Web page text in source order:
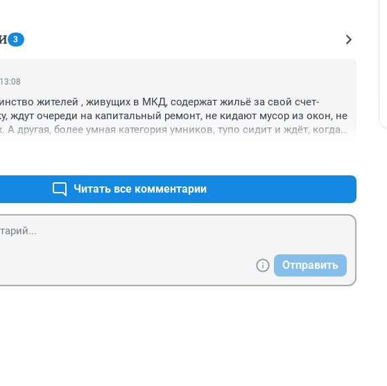
3
жителей , живущих в МКД, содержат жильё за свой счет-
ждут очереди на капитальный ремонт, не кидают мусор из окон, не
А другая, более умная категория умников, тупо сидит и ждёт, когда
Читать все комментарии
Отправить